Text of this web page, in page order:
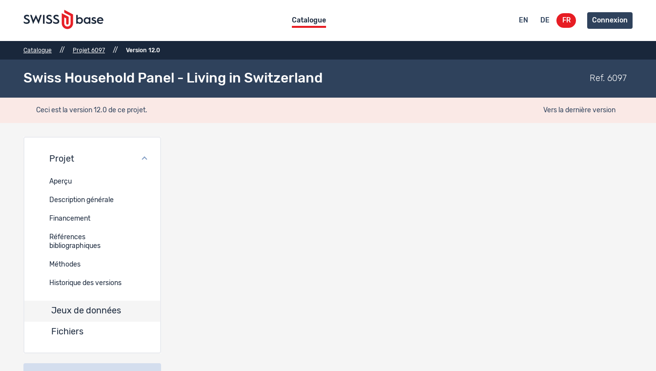
Catalogue EN DE FR Connexion
Catalogue // Projet 6097 // Version 12.0
Swiss Household Panel - Living in Switzerland Ref. 6097
Ceci est la version 12.0 de ce projet. Vers la dernière version
Projet
Aperçu
Description générale
Financement
Références
bibliographiques
Méthodes
Historique des versions
Jeux de données
Fichiers